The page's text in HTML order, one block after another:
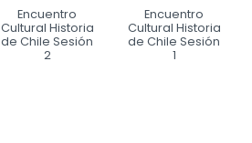
Encuentro
Cultural Historia
de Chile Sesión
2
Encuentro
Cultural Historia
de Chile Sesión
1